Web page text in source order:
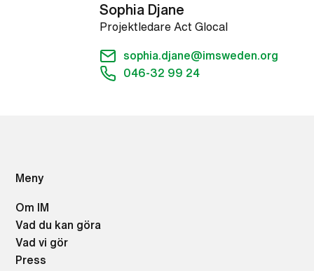
Sophia Djane
Projektledare Act Glocal
sophia.djane@imsweden.org
046-32 99 24
Meny
Om IM
Vad du kan göra
Vad vi gör
Press